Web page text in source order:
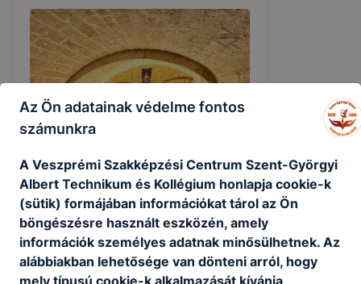
Erasmus+
Bokorné Farsang Valéria oktatónk
szakmai továbbképzésen vesz részt az
Erasmus+ program keretében Mallorcán.
Az Ön adatainak védelme fontos
számunkra
A Veszprémi Szakképzési Centrum Szent-Györgyi
Albert Technikum és Kollégium honlapja cookie-k
(sütik) formájában információkat tárol az Ön
böngészésre használt eszközén, amely
információk személyes adatnak minősülhetnek. Az
alábbiakban lehetősége van dönteni arról, hogy
mely típusú cookie-k alkalmazását kívánja